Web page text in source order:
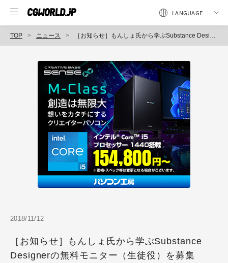
TOP ニュース ［お知らせ］もんしょ氏から学ぶSubstance Designerの無料モニター（生徒役）を募集（CGWORLD Online Tutorials）
2018/11/12
［お知らせ］もんしょ氏から学ぶSubstance
Designerの無料モニター（生徒役）を募集